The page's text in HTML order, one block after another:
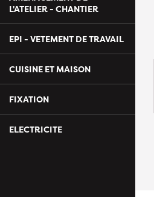
L'ATELIER - CHANTIER
EPI - VETEMENT DE TRAVAIL
CUISINE ET MAISON
FIXATION
ELECTRICITE